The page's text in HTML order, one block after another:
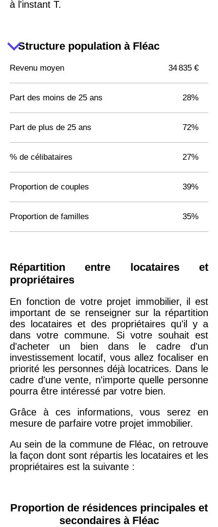
à l'instant T.
Structure population à Fléac
Revenu moyen 34 835 €
Part des moins de 25 ans 28%
Part de plus de 25 ans 72%
% de célibataires 27%
Proportion de couples 39%
Proportion de familles 35%
Répartition entre locataires et
propriétaires
En fonction de votre projet immobilier, il est
important de se renseigner sur la répartition
des locataires et des propriétaires qu'il y a
dans votre commune. Si votre souhait est
d'acheter un bien dans le cadre d'un
investissement locatif, vous allez focaliser en
priorité les personnes déjà locatrices. Dans le
cadre d'une vente, n'importe quelle personne
pourra être intéressé par votre bien.
Grâce à ces informations, vous serez en
mesure de parfaire votre projet immobilier.
Au sein de la commune de Fléac, on retrouve
la façon dont sont répartis les locataires et les
propriétaires est la suivante :
Proportion de résidences principales et
secondaires à Fléac